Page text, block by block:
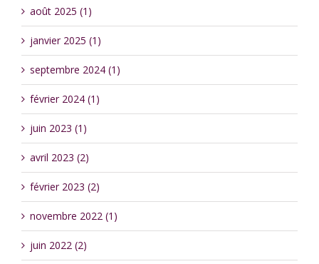
août 2025 (1)
janvier 2025 (1)
septembre 2024 (1)
février 2024 (1)
juin 2023 (1)
avril 2023 (2)
février 2023 (2)
novembre 2022 (1)
juin 2022 (2)